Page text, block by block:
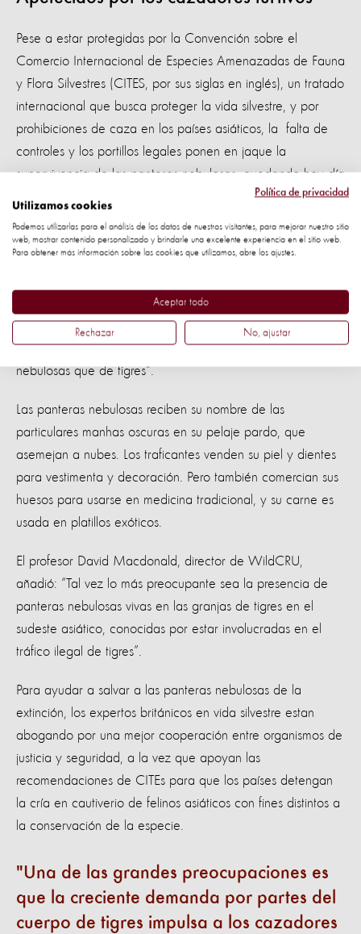
Pese a estar protegidas por la Convención sobre el
Comercio Internacional de Especies Amenazadas de Fauna
y Flora Silvestres (CITES, por sus siglas en inglés), un tratado
internacional que busca proteger la vida silvestre, y por
prohibiciones de caza en los países asiáticos, la falta de
controles y los portillos legales ponen en jaque la
supervivencia de las panteras nebulosas, quedando hoy día
El Dr. Neil D’Cruze, investigador principal del estudio, dijo:
“Una de las grandes preocupaciones es que la creciente
cazadores furtivos a fijar su mirada en otras especies
asiáticas de grandes felinos. En algunos mercados ilegales,
ya es más común encontrar pieles y huesos de panteras
nebulosas que de tigres”.
Las panteras nebulosas reciben su nombre de las
particulares manhas oscuras en su pelaje pardo, que
asemejan a nubes. Los traficantes venden su piel y dientes
para vestimenta y decoración. Pero también comercian sus
huesos para usarse en medicina tradicional, y su carne es
usada en platillos exóticos.
El profesor David Macdonald, director de WildCRU,
añadió: “Tal vez lo más preocupante sea la presencia de
panteras nebulosas vivas en las granjas de tigres en el
sudeste asiático, conocidas por estar involucradas en el
tráfico ilegal de tigres”.
Para ayudar a salvar a las panteras nebulosas de la
extinción, los expertos británicos en vida silvestre estan
abogando por una mejor cooperación entre organismos de
justicia y seguridad, a la vez que apoyan las
recomendaciones de CITEs para que los países detengan
la cría en cautiverio de felinos asiáticos con fines distintos a
la conservación de la especie.
Una de las grandes preocupaciones es
que la creciente demanda por partes del
cuerpo de tigres impulsa a los cazadores
Política de privacidad
Utilizamos cookies
Podemos utilizarlas para el análisis de los datos de nuestros visitantes, para mejorar nuestro sitio
web, mostrar contenido personalizado y brindarle una excelente experiencia en el sitio web.
Para obtener más información sobre las cookies que utilizamos, abre los ajustes.
Aceptar todo
Rechazar No, ajustar